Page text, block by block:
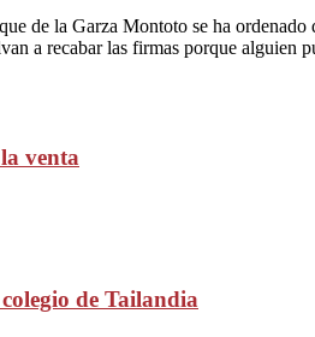
de la Garza Montoto se ha
a recabar las firmas porque
venta
de Tailandia